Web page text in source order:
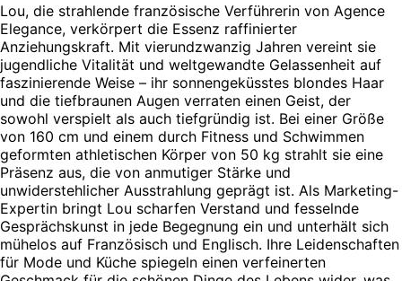
Lou, die strahlende französische Verführerin von Agence
Elegance, verkörpert die Essenz raffinierter
Anziehungskraft. Mit vierundzwanzig Jahren vereint sie
jugendliche Vitalität und weltgewandte Gelassenheit auf
faszinierende Weise – ihr sonnengeküsstes blondes Haar
und die tiefbraunen Augen verraten einen Geist, der
sowohl verspielt als auch tiefgründig ist. Bei einer Größe
von 160 cm und einem durch Fitness und Schwimmen
geformten athletischen Körper von 50 kg strahlt sie eine
Präsenz aus, die von anmutiger Stärke und
unwiderstehlicher Ausstrahlung geprägt ist. Als Marketing-
Expertin bringt Lou scharfen Verstand und fesselnde
Gesprächskunst in jede Begegnung ein und unterhält sich
mühelos auf Französisch und Englisch. Ihre Leidenschaften
für Mode und Küche spiegeln einen verfeinerten